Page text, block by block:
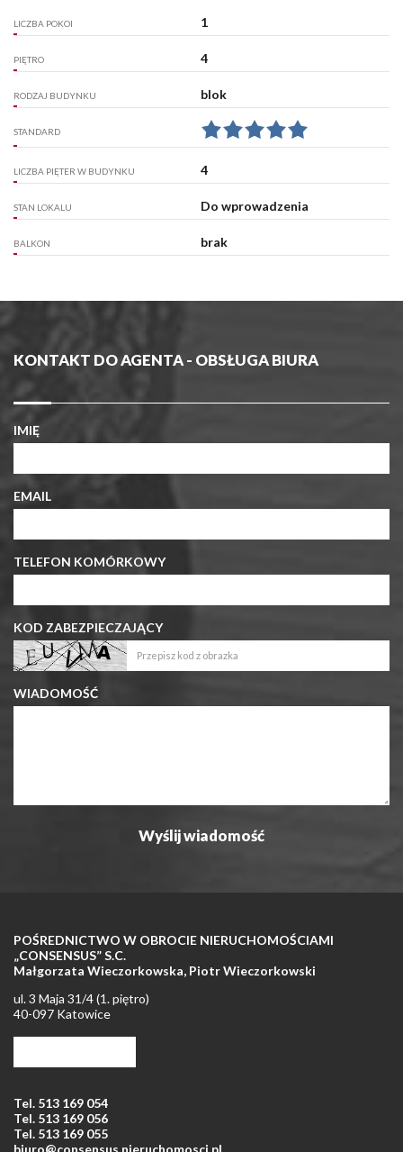
LICZBA POKOI 1
PIĘTRO 4
RODZAJ BUDYNKU blok
STANDARD
LICZBA PIĘTER W BUDYNKU 4
STAN LOKALU Do wprowadzenia
BALKON brak
KONTAKT DO AGENTA - OBSŁUGA BIURA
IMIĘ
EMAIL
TELEFON KOMÓRKOWY
KOD ZABEZPIECZAJĄCY
WIADOMOŚĆ
POŚREDNICTWO W OBROCIE NIERUCHOMOŚCIAMI
„CONSENSUS” S.C.
Małgorzata Wieczorkowska, Piotr Wieczorkowski
ul. 3 Maja 31/4 (1. piętro)
40-097 Katowice
Tel. 513 169 054
Tel. 513 169 056
Tel. 513 169 055
biuro@consensus.nieruchomosci.pl